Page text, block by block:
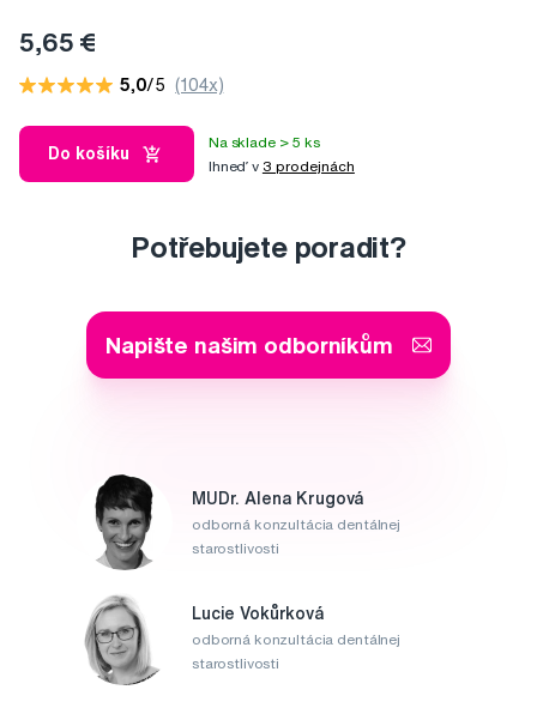
5,65 €
5,0/5 (104x)
Do košíku
Na sklade > 5 ks
Ihneď v 3 prodejnách
Potřebujete poradit?
Napište našim odborníkům
MUDr. Alena Krugová
odborná konzultácia dentálnej
starostlivosti
Lucie Vokůrková
odborná konzultácia dentálnej
starostlivosti